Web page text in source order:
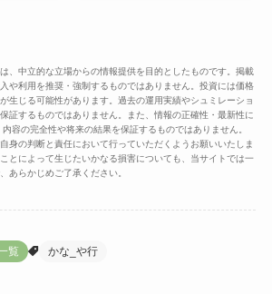
、中立的な立場からの情報提供を目的としたものです。掲載
や利用を推奨・強制するものではありません。投資には価格
生じる可能性があります。過去の運用実績やシュミレーショ
証するものではありません。また、情報の正確性・最新性に
容の完全性や将来の結果を保証するものではありません。
身の判断と責任において行っていただくようお願いいたしま
とによって生じたいかなる損害についても、当サイトでは一
あらかじめご了承ください。
覧 かな_や行